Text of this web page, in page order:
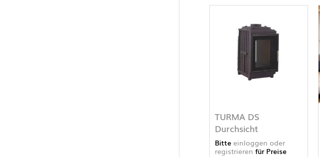
TURMA DS
Durchsicht
Bitte einloggen oder
registrieren für Preise